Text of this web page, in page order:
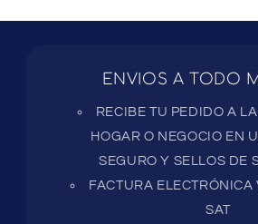
ENVIOS A TODO
RECIBE TU PEDIDO A
HOGAR O NEGOCIO EN
SEGURO Y SELLOS DE
FACTURA ELECTRÓNICA
SAT